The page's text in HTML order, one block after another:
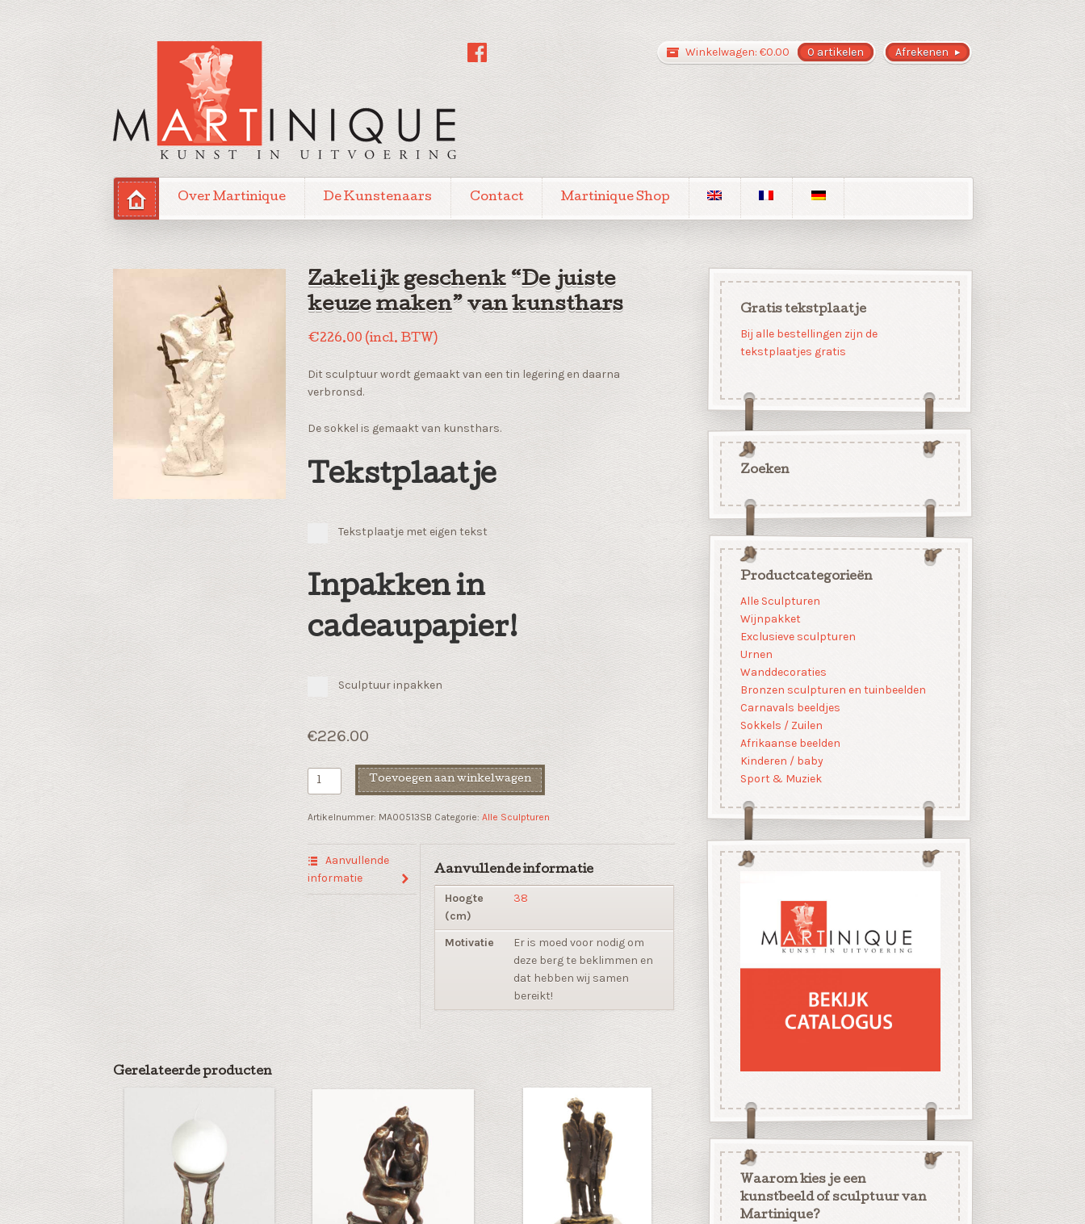
Afrekenen
Winkelwagen: €0.00 0 artikelen
Over Martinique De Kunstenaars Contact Martinique Shop
Zakelijk geschenk “De juiste
keuze maken” van kunsthars
€226.00 (incl. BTW)
Dit sculptuur wordt gemaakt van een tin legering en daarna
verbronsd.
De sokkel is gemaakt van kunsthars.
Tekstplaatje
Tekstplaatje met eigen tekst
Inpakken in
cadeaupapier!
Sculptuur inpakken
€226.00
Zakelijk
geschenk
"De
keuze
maken"
van
Toevoegen aan winkelwagen
Artikelnummer: MA00513SB Categorie: Alle Sculpturen
Aanvullende
informatie
Aanvullende informatie
Hoogte
(cm)
38
Motivatie
Er is moed voor nodig om
deze berg te beklimmen en
dat hebben wij samen
bereikt!
Gerelateerde producten
Gratis tekstplaatje
Bij alle bestellingen zijn de
tekstplaatjes gratis
Zoeken
Productcategorieën
Alle Sculpturen
Wijnpakket
Exclusieve sculpturen
Urnen
Wanddecoraties
Bronzen sculpturen en tuinbeelden
Carnavals beeldjes
Sokkels / Zuilen
Afrikaanse beelden
Kinderen / baby
Sport & Muziek
Waarom kies je een
kunstbeeld of sculptuur van
Martinique?